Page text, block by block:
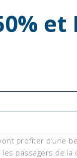
et
profiter d’une
passagers de